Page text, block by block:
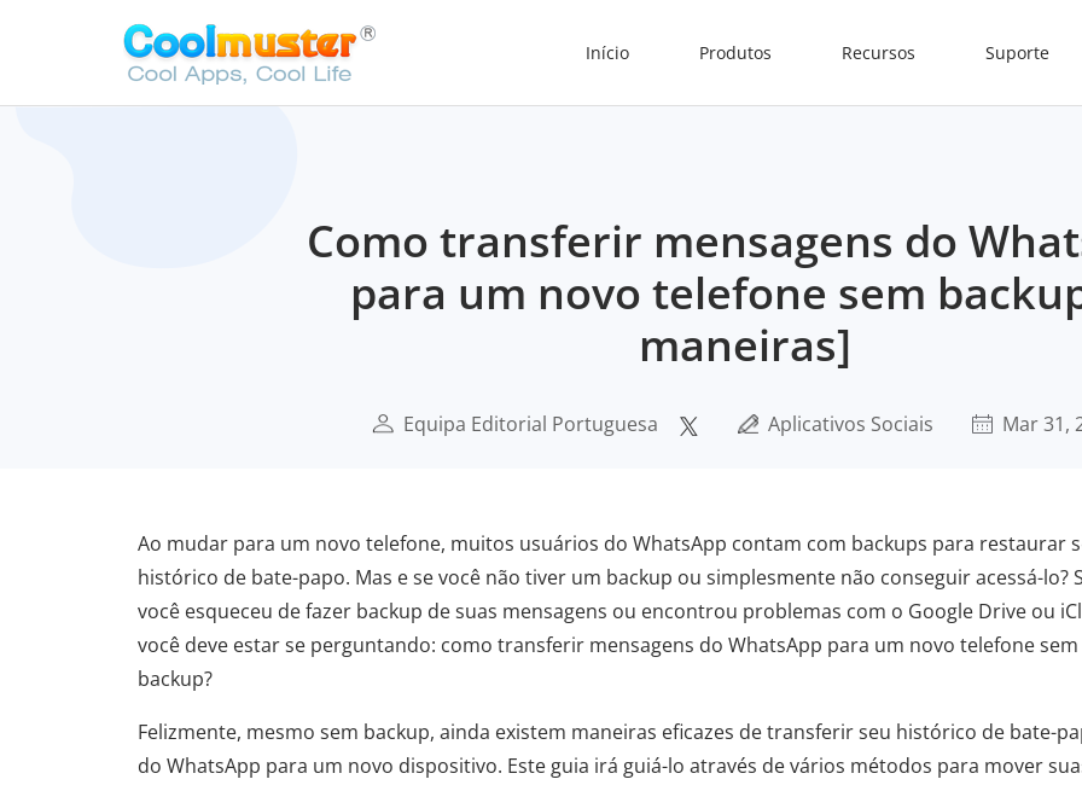
Início Produtos Recursos Suporte
Como transferir mensagens do
para um novo telefone sem
maneiras]
Equipa Editorial Portuguesa Aplicativos Sociais Mar 31,
Ao mudar para um novo telefone, muitos usuários do WhatsApp contam com backups para restaurar
histórico de bate-papo. Mas e se você não tiver um backup ou simplesmente não conseguir acessá-lo?
você esqueceu de fazer backup de suas mensagens ou encontrou problemas com o Google Drive ou
você deve estar se perguntando: como transferir mensagens do WhatsApp para um novo telefone sem
backup?
Felizmente, mesmo sem backup, ainda existem maneiras eficazes de transferir seu histórico de bate-
do WhatsApp para um novo dispositivo. Este guia irá guiá-lo através de vários métodos para mover